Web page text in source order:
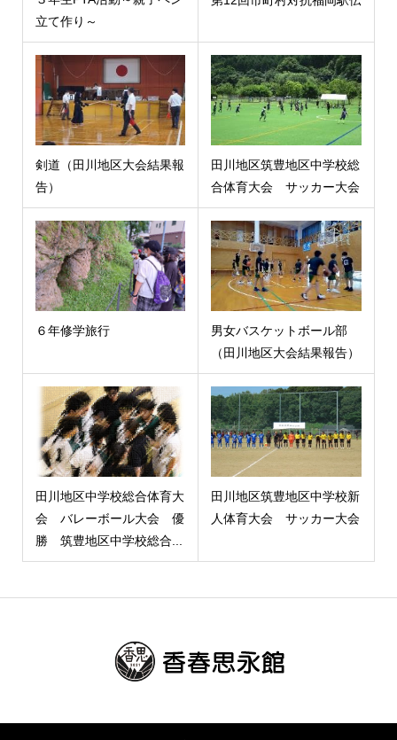
立て作り～
剣道（田川地区大会結果報
告）
田川地区筑豊地区中学校総
合体育大会 サッカー大会
６年修学旅行
男女バスケットボール部
（田川地区大会結果報告）
田川地区中学校総合体育大
会 バレーボール大会 優
勝 筑豊地区中学校総合...
田川地区筑豊地区中学校新
人体育大会 サッカー大会